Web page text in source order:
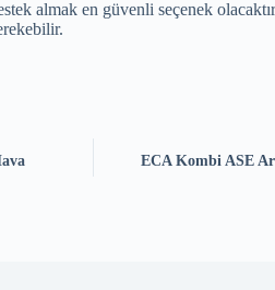
almak en güvenli seçenek
ECA Kombi ASE